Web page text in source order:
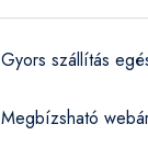
Gyors szállítás
Megbízsható